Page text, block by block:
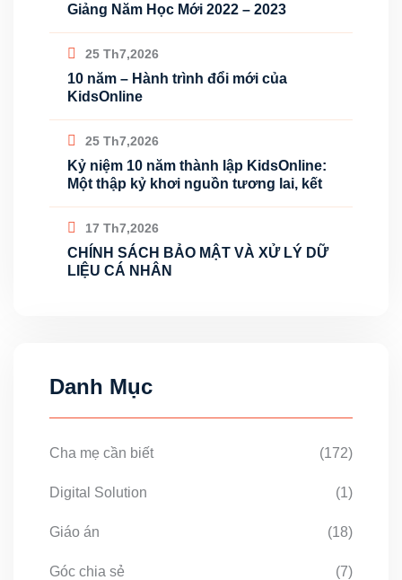
Giảng Năm Học Mới 2022 – 2023
25 Th7,2026
10 năm – Hành trình đổi mới của
KidsOnline
25 Th7,2026
Kỷ niệm 10 năm thành lập KidsOnline:
Một thập kỷ khơi nguồn tương lai, kết
17 Th7,2026
CHÍNH SÁCH BẢO MẬT VÀ XỬ LÝ DỮ
LIỆU CÁ NHÂN
Danh Mục
Cha mẹ cần biết (172)
Digital Solution (1)
Giáo án (18)
Góc chia sẻ (7)